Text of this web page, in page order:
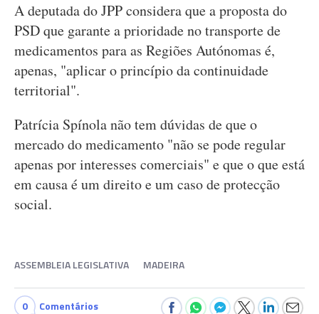
A deputada do JPP considera que a proposta do
PSD que garante a prioridade no transporte de
medicamentos para as Regiões Autónomas é,
apenas, "aplicar o princípio da continuidade
territorial".
Patrícia Spínola não tem dúvidas de que o
mercado do medicamento "não se pode regular
apenas por interesses comerciais" e que o que está
em causa é um direito e um caso de protecção
social.
ASSEMBLEIA LEGISLATIVA MADEIRA
0 Comentários